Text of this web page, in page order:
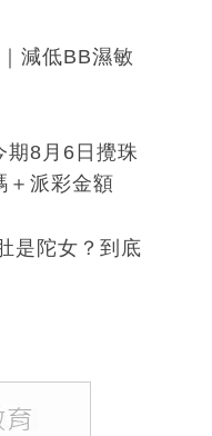
減低BB濕敏
期8月6日攪珠
＋派彩金額
是陀女？到底